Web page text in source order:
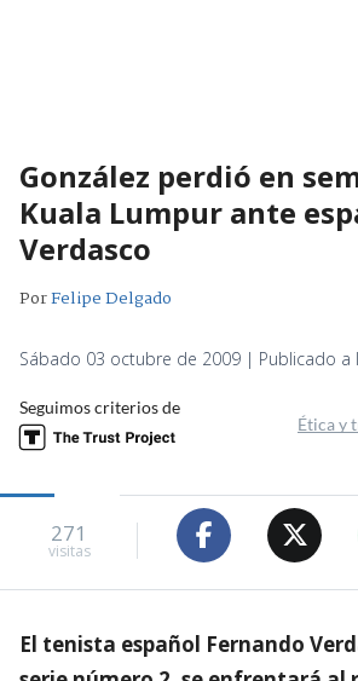
González perdió en
Kuala Lumpur ante
Verdasco
PorFelipe Delgado
Sábado 03 octubre de 2009 | Publicado a
Seguimos criterios de
Ética y
271
visitas
El tenista español Fernando